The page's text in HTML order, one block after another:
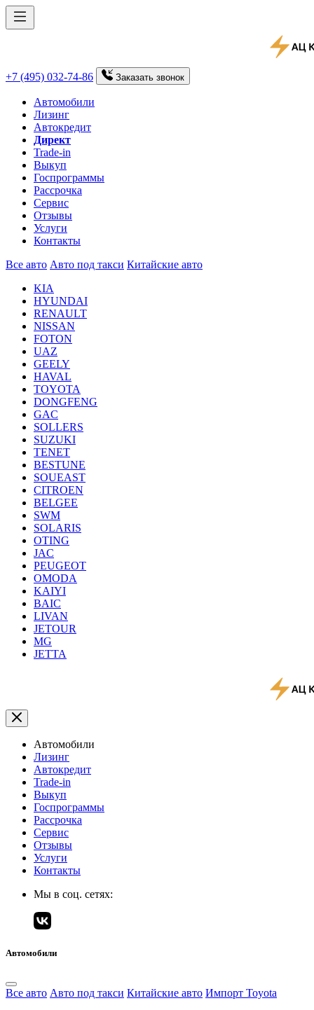
+7 (495) 032-74-86 Заказать звонок
Автомобили
Лизинг
Автокредит
Директ
Trade-in
Выкуп
Госпрограммы
Рассрочка
Сервис
Отзывы
Услуги
Контакты
Все авто Авто под такси Китайские авто
KIA
HYUNDAI
RENAULT
NISSAN
FOTON
UAZ
GEELY
HAVAL
TOYOTA
DONGFENG
GAC
SOLLERS
SUZUKI
TENET
BESTUNE
SOUEAST
CITROEN
BELGEE
SWM
SOLARIS
OTING
JAC
PEUGEOT
OMODA
KAIYI
BAIC
LIVAN
JETOUR
MG
JETTA
Автомобили
Лизинг
Автокредит
Trade-in
Выкуп
Госпрограммы
Рассрочка
Сервис
Отзывы
Услуги
Контакты
Мы в соц. сетях:
Автомобили
Все авто Авто под такси Китайские авто Импорт Toyota